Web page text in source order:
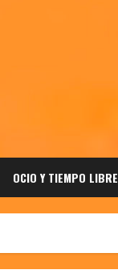
OCIO Y TIEMPO LIBRE